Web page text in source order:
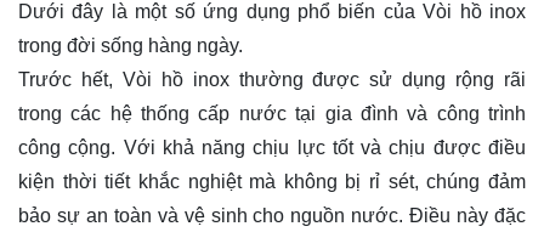
Dưới đây là một số ứng dụng phổ biến của Vòi hồ inox
trong đời sống hàng ngày.
Trước hết, Vòi hồ inox thường được sử dụng rộng rãi
trong các hệ thống cấp nước tại gia đình và công trình
công cộng. Với khả năng chịu lực tốt và chịu được điều
kiện thời tiết khắc nghiệt mà không bị rỉ sét, chúng đảm
bảo sự an toàn và vệ sinh cho nguồn nước. Điều này đặc